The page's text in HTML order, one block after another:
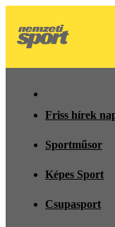
Friss hírek
Sportműsor
Képes Sport
Csupasport